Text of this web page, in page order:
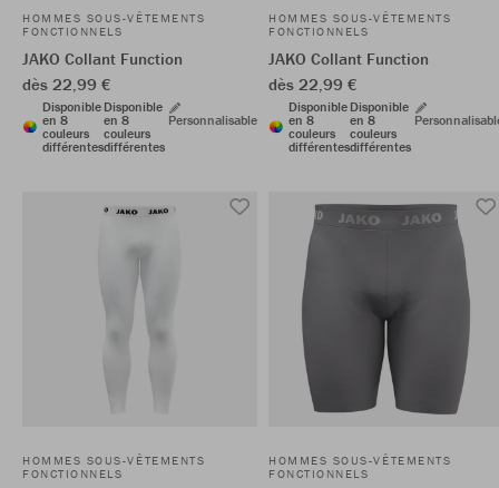
HOMMES SOUS-VÊTEMENTS
FONCTIONNELS
JAKO Collant Function
dès 22,99 €
Disponible
en 8
couleurs
différentes
Disponible
en 8
couleurs
différentes
Personnalisable
HOMMES SOUS-VÊTEMENTS
FONCTIONNELS
JAKO Collant Function
dès 22,99 €
Disponible
en 8
couleurs
différentes
Disponible
en 8
couleurs
différentes
HOMMES SOUS-VÊTEMENTS
FONCTIONNELS
HOMMES SOUS-VÊTEMENTS
FONCTIONNELS